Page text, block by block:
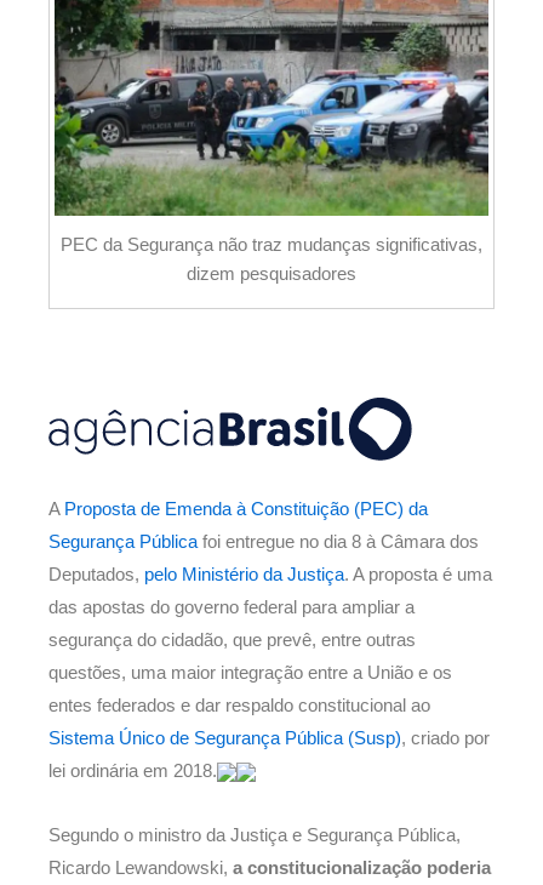
PEC da Segurança não traz mudanças significativas,
dizem pesquisadores
A Proposta de Emenda à Constituição (PEC) da
Segurança Pública foi entregue no dia 8 à Câmara dos
Deputados, pelo Ministério da Justiça. A proposta é uma
das apostas do governo federal para ampliar a
segurança do cidadão, que prevê, entre outras
questões, uma maior integração entre a União e os
entes federados e dar respaldo constitucional ao
Sistema Único de Segurança Pública (Susp), criado por
lei ordinária em 2018.
Segundo o ministro da Justiça e Segurança Pública,
Ricardo Lewandowski, a constitucionalização poderia